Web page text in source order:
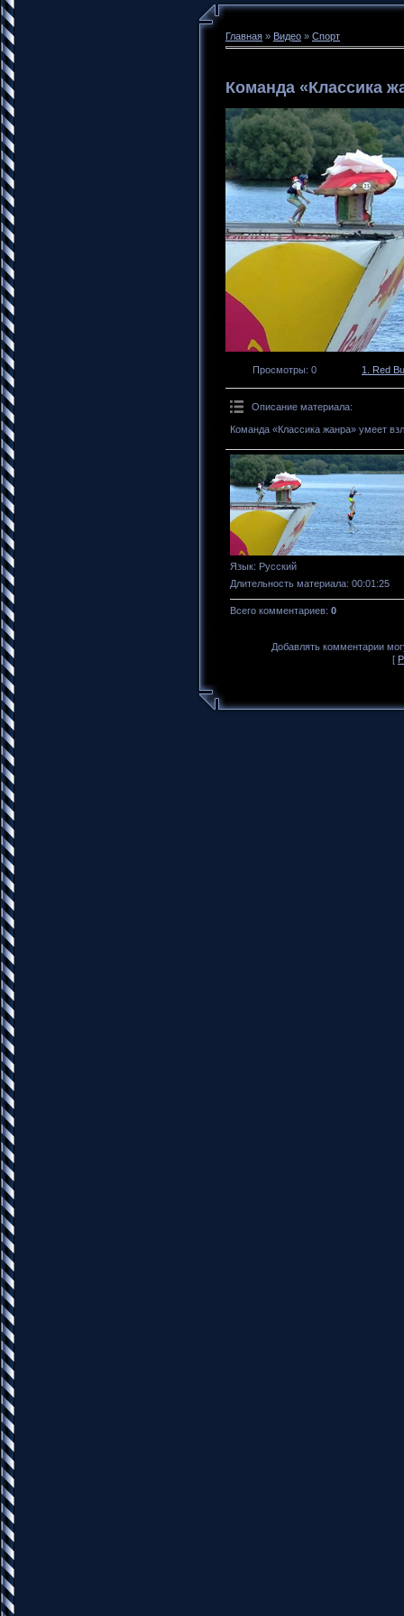
Главная » Видео » Спорт
Команда «Классика
Просмотры: 0 1. Red
Описание материала:
Команда «Классика жанра» умеет
Язык: Русский
Длительность материала: 00:01:25
Всего комментариев: 0
Добавлять комментарии
[